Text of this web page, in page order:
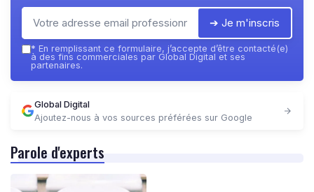
➔ Je m'inscris
* En remplissant ce formulaire, j’accepte d’être contacté(e)
à des fins commerciales par Global Digital et ses
partenaires.
Global Digital
Ajoutez-nous à vos sources préférées sur Google
Parole d'experts